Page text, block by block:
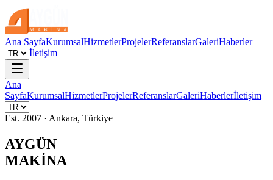
Ana SayfaKurumsalHizmetlerProjelerReferanslarGaleriHaberler
İletişim
Ana
SayfaKurumsalHizmetlerProjelerReferanslarGaleriHaberlerİletişim
Est. 2007 · Ankara, Türkiye
AYGÜN
MAKİNA